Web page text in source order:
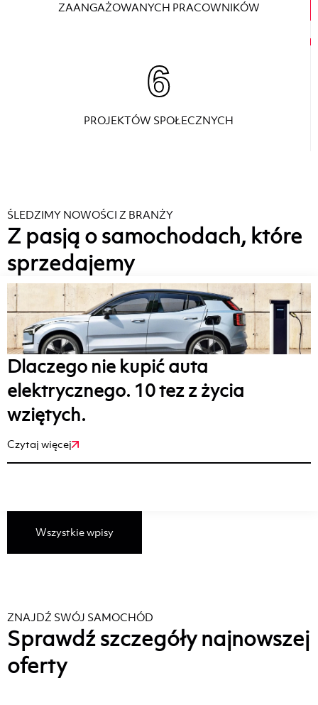
ZAANGAŻOWANYCH PRACOWNIKÓW
6
PROJEKTÓW SPOŁECZNYCH
ŚLEDZIMY NOWOŚCI Z BRANŻY
Z pasją o samochodach, które
sprzedajemy
Dlaczego nie kupić auta
elektrycznego. 10 tez z życia
wziętych.
Czytaj więcej
Wszystkie wpisy
ZNAJDŹ SWÓJ SAMOCHÓD
Sprawdź szczegóły najnowszej
oferty